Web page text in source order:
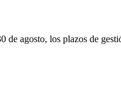
de agosto, los plazos de